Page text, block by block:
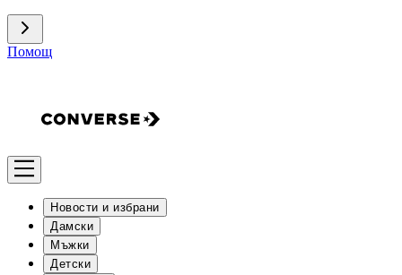
Помощ
Новости и избрани
Дамски
Мъжки
Детски